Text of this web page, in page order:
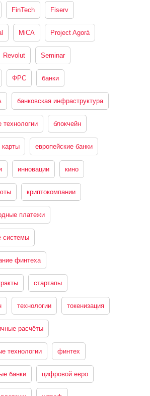
FinTech Fiserv
MiCA Project Agorá
Revolut Seminar
ФРС банки
банковская инфраструктура
технологии блокчейн
карты европейские банки
инновации кино
криптокомпании
платежи
системы
финтеха
стартапы
технологии токенизация
расчёты
технологии финтех
банки цифровой евро